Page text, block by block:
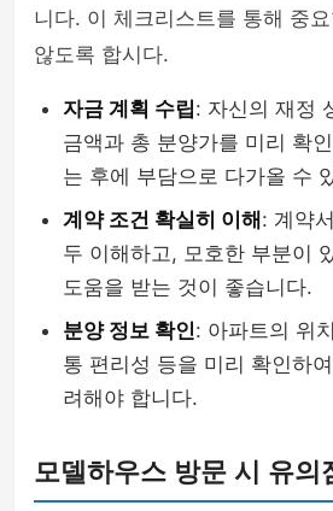
니다. 이 체크리스트를 통해 중
않도록 합시다.
자금 계획 수립: 자신의 재정
금액과 총 분양가를 미리 확
는 후에 부담으로 다가올 수
계약 조건 확실히 이해 : 계약
두 이해하고, 모호한 부분이
도움을 받는 것이 좋습니다.
분양 정보 확인: 아파트의 위
통 편리성 등을 미리 확인하
려해야 합니다.
모델하우스 방문 시 유의